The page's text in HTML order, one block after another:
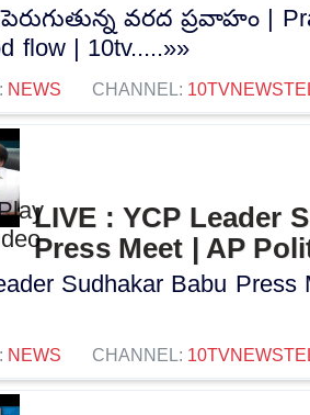
వరద ప్రవాహం |
flow | 10tv.....»»
NEWS CHANNEL:
LIVE : YCP Leader
Press Meet | AP
Sudhakar Babu Press
NEWS CHANNEL: